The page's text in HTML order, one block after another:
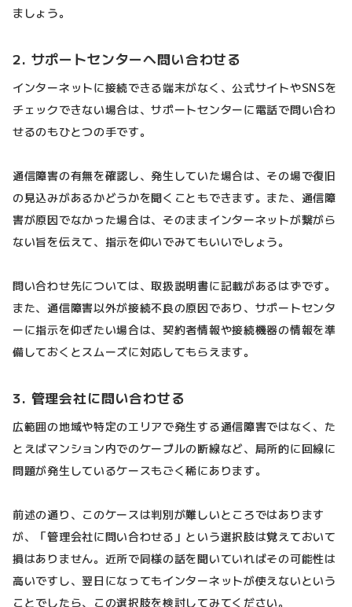
ましょう。
2. サポートセンターへ問い合わせる
インターネットに接続できる端末がなく、公式サイトやSNSを
チェックできない場合は、サポートセンターに電話で問い合わ
せるのもひとつの手です。
通信障害の有無を確認し、発生していた場合は、その場で復旧
の見込みがあるかどうかを聞くこともできます。また、通信障
害が原因でなかった場合は、そのままインターネットが繋がら
ない旨を伝えて、指示を仰いでみてもいいでしょう。
問い合わせ先については、取扱説明書に記載があるはずです。
また、通信障害以外が接続不良の原因であり、サポートセンタ
ーに指示を仰ぎたい場合は、契約者情報や接続機器の情報を準
備しておくとスムーズに対応してもらえます。
3. 管理会社に問い合わせる
広範囲の地域や特定のエリアで発生する通信障害ではなく、た
とえばマンション内でのケーブルの断線など、局所的に回線に
問題が発生しているケースもごく稀にあります。
前述の通り、このケースは判別が難しいところではあります
が、「管理会社に問い合わせる」という選択肢は覚えておいて
損はありません。近所で同様の話を聞いていればその可能性は
高いですし、翌日になってもインターネットが使えないという
ことでしたら、この選択肢を検討してみてください。